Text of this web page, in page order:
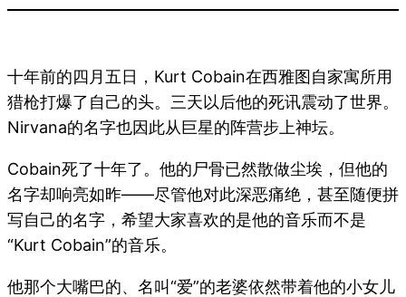
十年前的四月五日，Kurt Cobain在西雅图自家寓所用
猎枪打爆了自己的头。三天以后他的死讯震动了世界。
Nirvana的名字也因此从巨星的阵营步上神坛。
Cobain死了十年了。他的尸骨已然散做尘埃，但他的
名字却响亮如昨——尽管他对此深恶痛绝，甚至随便拼
写自己的名字，希望大家喜欢的是他的音乐而不是
“Kurt Cobain”的音乐。
他那个大嘴巴的、名叫“爱”的老婆依然带着他的小女儿